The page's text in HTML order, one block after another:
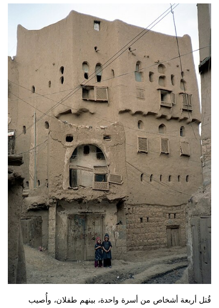
قُتل أربعة أشخاص من أسرة واحدة، بينهم طفلان، وأُصيب